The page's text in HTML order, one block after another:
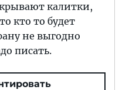
калитки,
кто то будет
не выгодно
писать.